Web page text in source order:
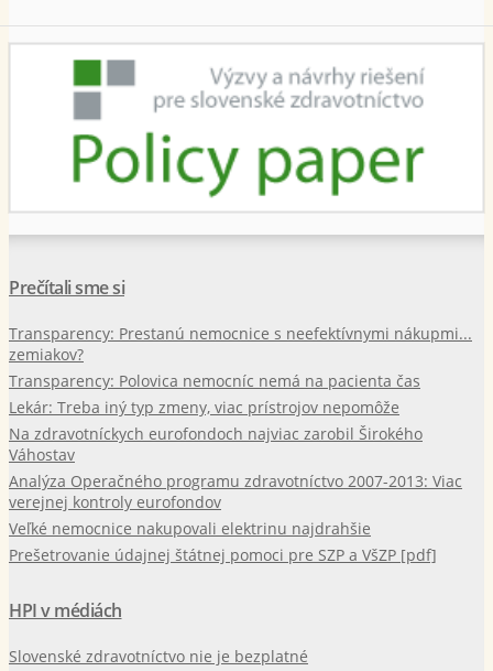
Prečítali sme si
Transparency: Prestanú nemocnice s neefektívnymi nákupmi...
zemiakov?
Transparency: Polovica nemocníc nemá na pacienta čas
Lekár: Treba iný typ zmeny, viac prístrojov nepomôže
Na zdravotníckych eurofondoch najviac zarobil Širokého
Váhostav
Analýza Operačného programu zdravotníctvo 2007-2013: Viac
verejnej kontroly eurofondov
Veľké nemocnice nakupovali elektrinu najdrahšie
Prešetrovanie údajnej štátnej pomoci pre SZP a VšZP [pdf]
HPI v médiách
Slovenské zdravotníctvo nie je bezplatné